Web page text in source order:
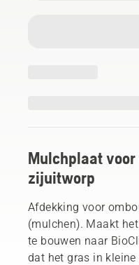
Mulchplaat
zijuitworp
Afdekking voor
(mulchen). Maakt
te bouwen naar
dat het gras in